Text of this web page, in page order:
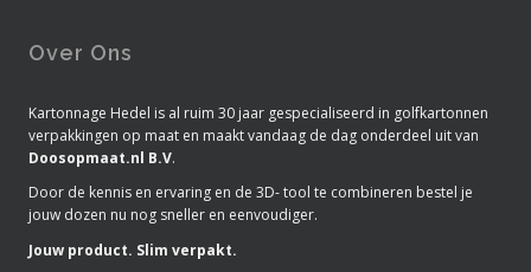
Over Ons
Kartonnage Hedel is al ruim 30 jaar gespecialiseerd in golfkartonnen
verpakkingen op maat en maakt vandaag de dag onderdeel uit van
Doosopmaat.nl B.V.
Door de kennis en ervaring en de 3D- tool te combineren bestel je
jouw dozen nu nog sneller en eenvoudiger.
Jouw product. Slim verpakt.